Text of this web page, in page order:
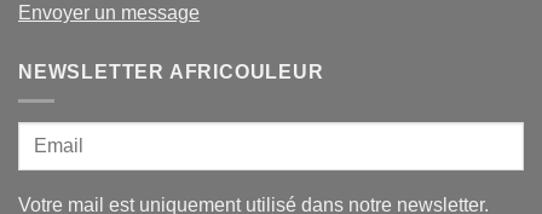
Envoyer un message
NEWSLETTER AFRICOULEUR
Votre mail est uniquement utilisé dans notre newsletter.